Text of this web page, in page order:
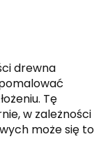
drewna
Tę
w zależności
może się to